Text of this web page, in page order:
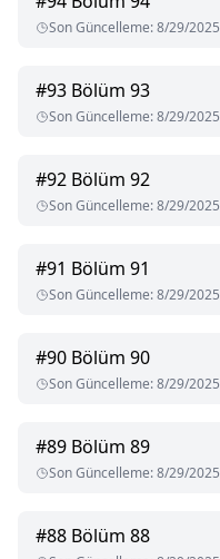
Son Güncelleme:8/29/2025
#93 Bölüm 93
Son Güncelleme:8/29/2025
#92 Bölüm 92
Son Güncelleme:8/29/2025
#91 Bölüm 91
Son Güncelleme:8/29/2025
#90 Bölüm 90
Son Güncelleme:8/29/2025
#89 Bölüm 89
Son Güncelleme:8/29/2025
#88 Bölüm 88